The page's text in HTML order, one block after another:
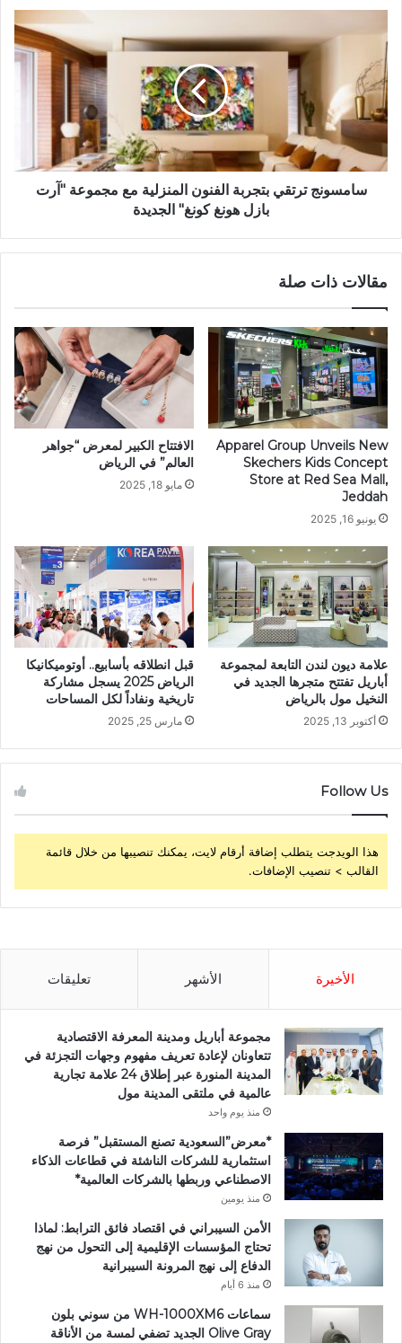
سامسونج ترتقي بتجربة الفنون المنزلية مع مجموعة "آرت
بازل هونغ كونغ" الجديدة
مقالات ذات صلة
Apparel Group Unveils New
Skechers Kids Concept
Store at Red Sea Mall,
Jeddah
يونيو 16, 2025
الافتتاح الكبير لمعرض “جواهر
العالم” في الرياض
مايو 18, 2025
علامة ديون لندن التابعة لمجموعة
أباريل تفتتح متجرها الجديد في
النخيل مول بالرياض
أكتوبر 13, 2025
قبل انطلاقه بأسابيع.. أوتوميكانيكا
الرياض 2025 يسجل مشاركة
تاريخية ونفاداً لكل المساحات
مارس 25, 2025
Follow Us
هذا الويدجت يتطلب إضافة أرقام لايت، يمكنك تنصيبها من خلال قائمة
القالب > تنصيب الإضافات.
الأخيرة الأشهر تعليقات
مجموعة أباريل ومدينة المعرفة الاقتصادية
تتعاونان لإعادة تعريف مفهوم وجهات التجزئة في
المدينة المنورة عبر إطلاق 24 علامة تجارية
عالمية في ملتقى المدينة مول
منذ يوم واحد
*معرض”السعودية تصنع المستقبل” فرصة
استثمارية للشركات الناشئة في قطاعات الذكاء
الاصطناعي وربطها بالشركات العالمية*
منذ يومين
الأمن السيبراني في اقتصاد فائق الترابط: لماذا
تحتاج المؤسسات الإقليمية إلى التحول من نهج
الدفاع إلى نهج المرونة السيبرانية
منذ 6 أيام
سماعات WH-1000XM6 من سوني بلون
Olive Gray الجديد تضفي لمسة من الأناقة